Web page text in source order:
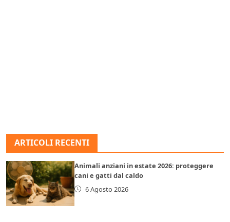
ARTICOLI RECENTI
Animali anziani in estate 2026: proteggere
cani e gatti dal caldo
6 Agosto 2026